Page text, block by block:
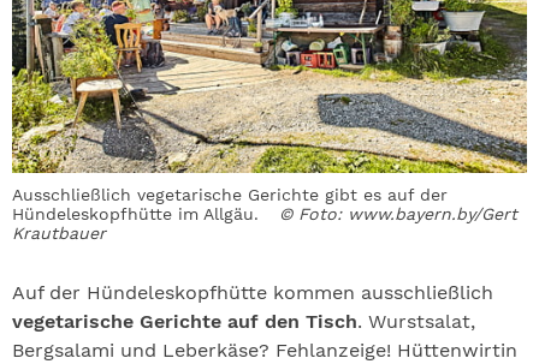
Ausschließlich vegetarische Gerichte gibt es auf der
Hündeleskopfhütte im Allgäu.
© Foto: www.bayern.by/Gert
Krautbauer
Auf der Hündeleskopfhütte kommen ausschließlich
vegetarische Gerichte auf den Tisch. Wurstsalat,
Bergsalami und Leberkäse? Fehlanzeige! Hüttenwirtin